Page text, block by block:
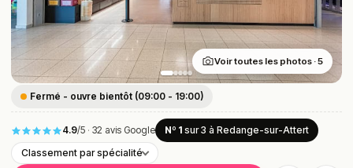
Fermé - ouvre bientôt (09:00 - 19:00)
4.9/5 · 32 avis Google Nº 1 sur 3 à Redange-sur-Attert
Classement par spécialité
Voir toutes les photos · 5